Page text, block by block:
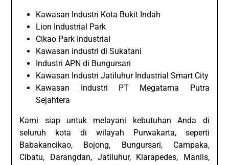
Kawasan Industri Kota Bukit Indah
Lion Industrial Park
Cikao Park Industrial
Kawasan industri di Sukatani
Industri APN di Bungursari
Kawasan Industri Jatiluhur Industrial Smart City
Kawasan Industri PT Megatama Putra
Sejahtera
Kami siap untuk melayani kebutuhan Anda di
seluruh kota di wilayah Purwakarta, seperti
Babakancikao, Bojong, Bungursari, Campaka,
Cibatu, Darangdan, Jatiluhur, Kiarapedes, Maniis,